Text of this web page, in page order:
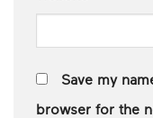
Save my
browser for the